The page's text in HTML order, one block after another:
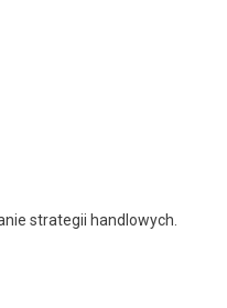
strategii handlowych.